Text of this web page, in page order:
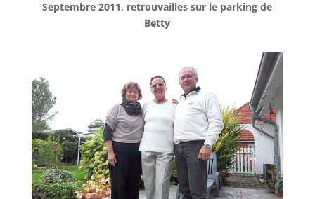
Septembre 2011, retrouvailles sur le parking de
Betty